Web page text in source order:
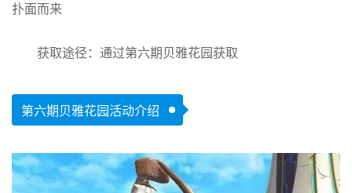
扑面而来
获取途径：通过第六期贝雅花园获取
第六期贝雅花园活动介绍